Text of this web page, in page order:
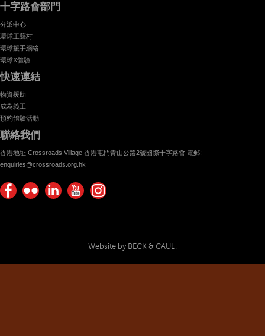
十字路會部門
分派中心
環球工藝村
環球援手網絡
環球X體驗
快速連結
物資援助
成為義工
預約體驗活動
聯絡我們
香港地址 Crossroads Village 香港屯門青山公路2號國際十字路會 電郵:
enquiries@crossroads.org.hk
Website by BECK & CAUL.